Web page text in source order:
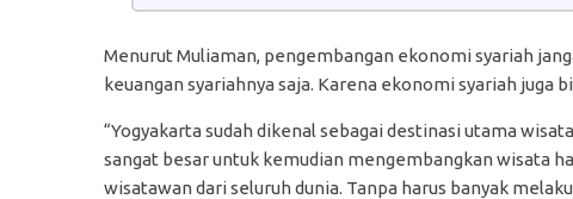
Menurut Muliaman, pengembangan ekonomi syariah
keuangan syariahnya saja. Karena ekonomi syariah juga
“Yogyakarta sudah dikenal sebagai destinasi utama
sangat besar untuk kemudian mengembangkan wisata
wisatawan dari seluruh dunia. Tanpa harus banyak